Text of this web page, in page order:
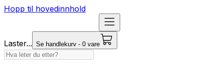
Hopp til hovedinnhold
Laster... Se handlekurv - 0 vare